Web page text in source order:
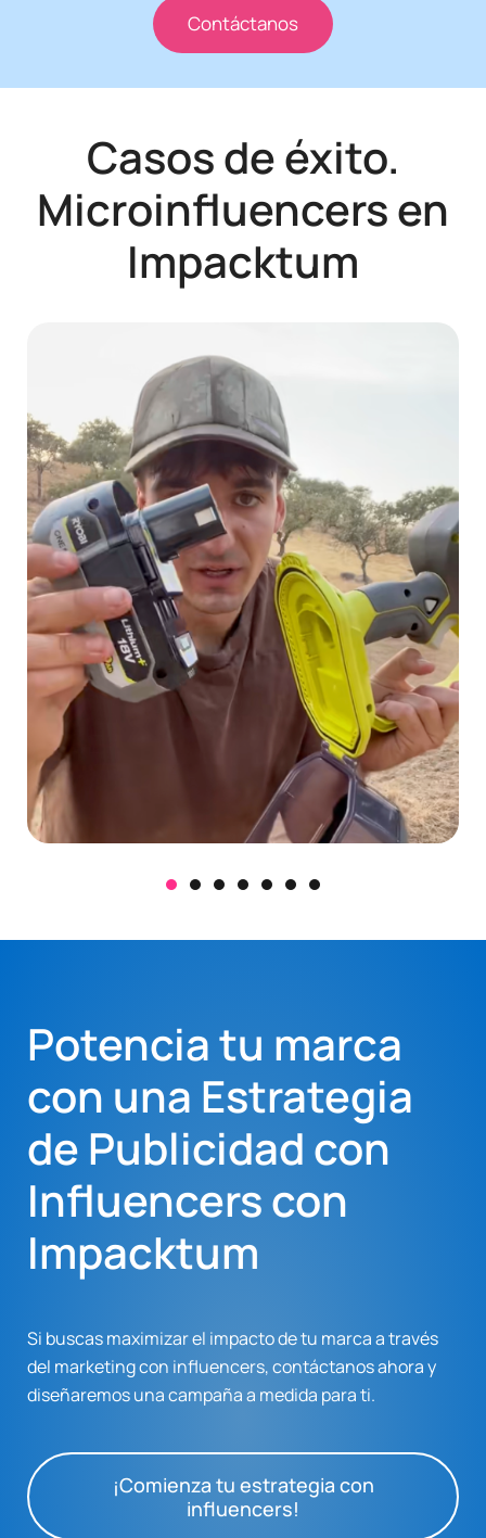
Contáctanos
Casos de éxito.
Microinfluencers en
Impacktum
Potencia tu marca
con una Estrategia
de Publicidad con
Influencers con
Impacktum
Si buscas maximizar el impacto de tu marca a través
del marketing con influencers, contáctanos ahora y
diseñaremos una campaña a medida para ti.
¡Comienza tu estrategia con
influencers!